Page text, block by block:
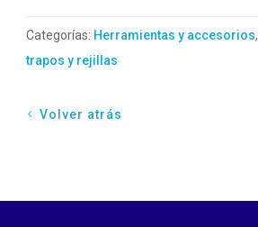
Categorías: Herramientas y accesorios,
trapos y rejillas
Volver atrás